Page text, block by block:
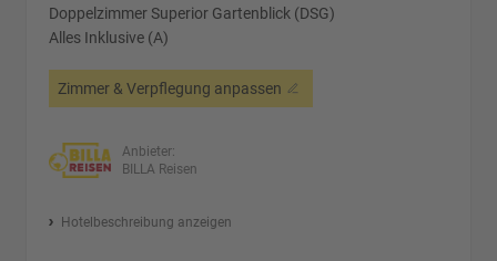
Doppelzimmer Superior Gartenblick (DSG)
Alles Inklusive (A)
Zimmer & Verpflegung anpassen
Anbieter:
BILLA Reisen
Hotelbeschreibung anzeigen